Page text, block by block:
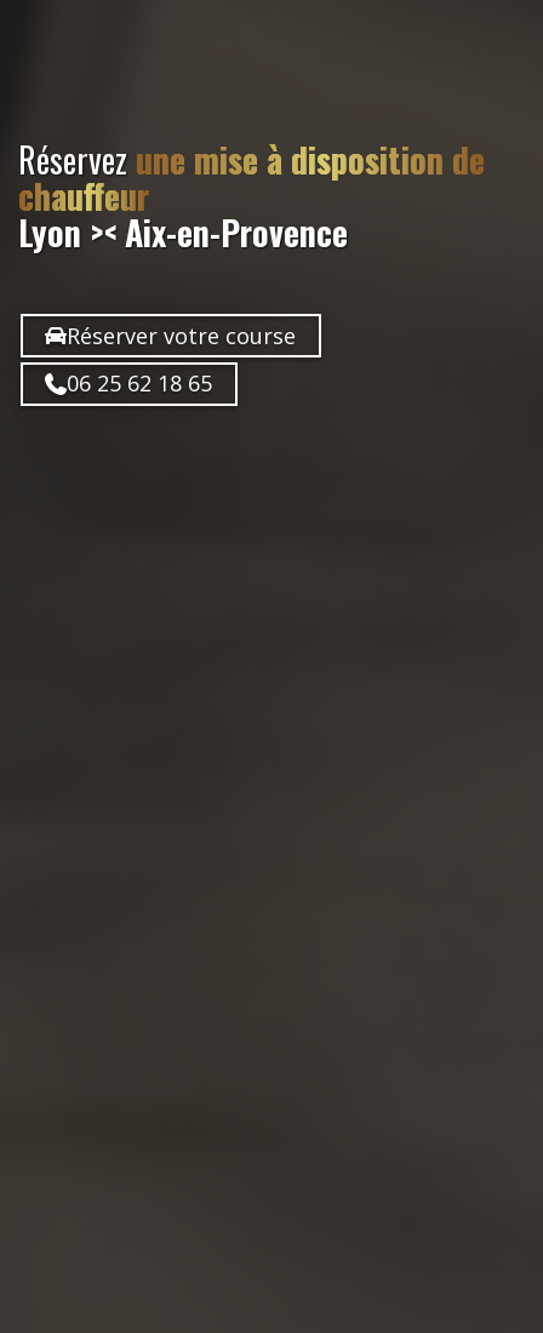
Réservezune mise à disposition de
chauffeur
Lyon >< Aix-en-Provence
Réserver votre course
06 25 62 18 65